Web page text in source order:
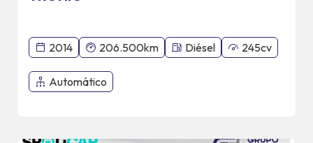
2014 206.500km Diésel 245cv
Automático